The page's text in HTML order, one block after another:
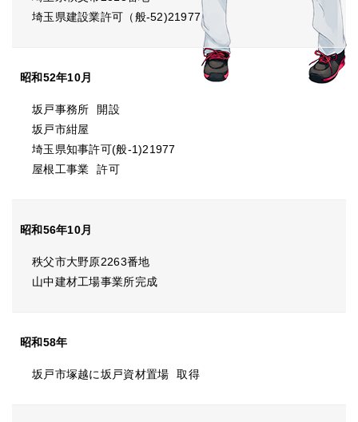
埼玉県建設業許可（般-52)21977
昭和52年10月
坂戸事務所
開設
坂戸市紺屋
埼玉県知事許可(般-1)21977
屋根工事業
許可
昭和56年10月
秩父市大野原2263番地
山中建材工場事業所完成
昭和58年
坂戸市塚越に坂戸資材置場 取得